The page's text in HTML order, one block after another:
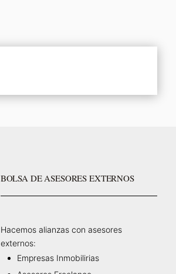
BOLSA DE ASESORES EXTERNOS
Hacemos alianzas con asesores
externos:
Empresas Inmobilirias